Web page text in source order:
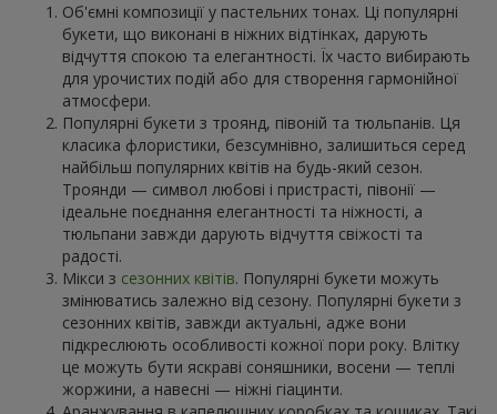
Об'ємні композиції у пастельних тонах. Ці популярні
букети, що виконані в ніжних відтінках, дарують
відчуття спокою та елегантності. Їх часто вибирають
для урочистих подій або для створення гармонійної
атмосфери.
Популярні букети з троянд, півоній та тюльпанів. Ця
класика флористики, безсумнівно, залишиться серед
найбільш популярних квітів на будь-який сезон.
Троянди — символ любові і пристрасті, півонії —
ідеальне поєднання елегантності та ніжності, а
тюльпани завжди дарують відчуття свіжості та
радості.
Мікси з сезонних квітів. Популярні букети можуть
змінюватись залежно від сезону. Популярні букети з
сезонних квітів, завжди актуальні, адже вони
підкреслюють особливості кожної пори року. Влітку
це можуть бути яскраві соняшники, восени — теплі
жоржини, а навесні — ніжні гіацинти.